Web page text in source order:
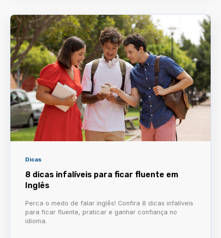
Dicas
8 dicas infalíveis para ficar fluente em
Inglês
Perca o medo de falar inglês! Confira 8 dicas infalíveis
para ficar fluente, praticar e ganhar confiança no
idioma.